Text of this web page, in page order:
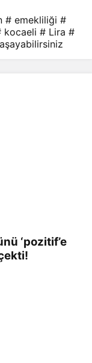
# emekliliği #
kocaeli # Lira #
‘pozitif’e